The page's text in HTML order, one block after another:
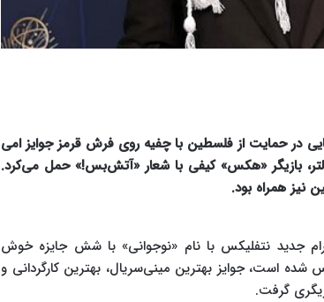
مطرح اسپانیایی در حمایت از فلسطین با چفیه روی فرش قرمز جوایز امی
بازیگر «هکس» کیفی با شعار «آتش‌بس!» حمل می‌کرد.
نیز همراه بود.
جدید نتفلیکس با نام «نوجوانی» با شش جایزه خوش
است، جوایز بهترین مینی‌سریال، بهترین کارگردانی و
گرفت.